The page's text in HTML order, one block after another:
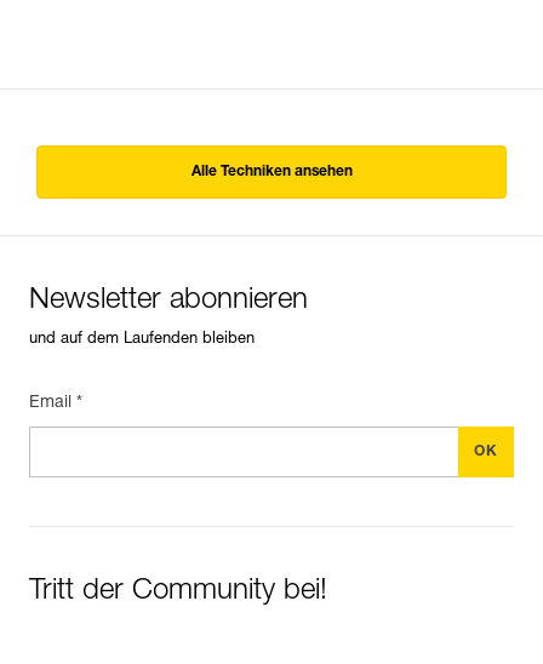
Alle Techniken ansehen
Newsletter abonnieren
und auf dem Laufenden bleiben
Email *
Tritt der Community bei!